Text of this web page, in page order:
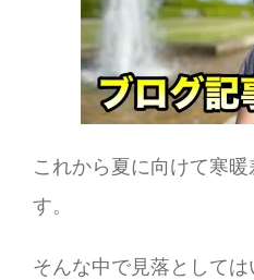
これから夏に向けて寒
す。
そんな中で見落として